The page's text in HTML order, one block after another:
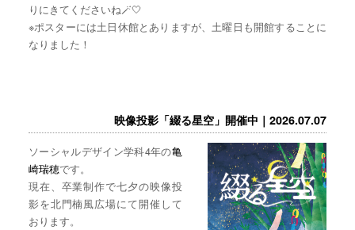
りにきてくださいね🪄🤍
※ポスターには土日休館とありますが、土曜日も開館することに
なりました！
映像投影「綴る星空」開催中｜2026.07.07
ソーシャルデザイン学科4年の亀
崎瑞穂です。
現在、卒業制作で七夕の映像投
影を北門楠風広場にて開催して
おります。